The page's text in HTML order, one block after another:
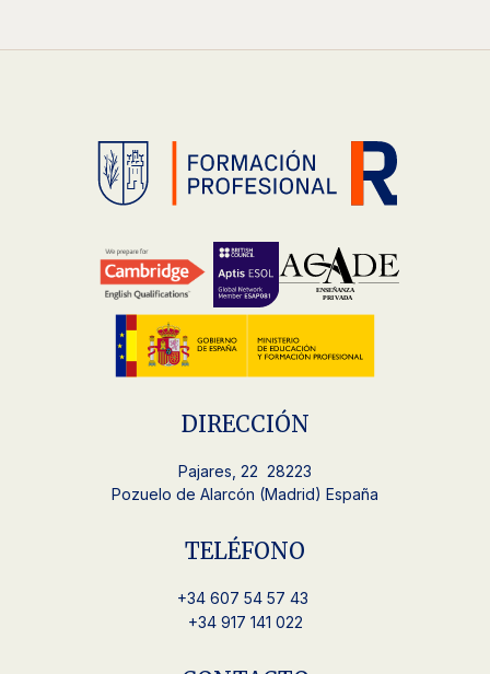
DIRECCIÓN
Pajares, 22 28223
Pozuelo de Alarcón (Madrid) España
TELÉFONO
+34 607 54 57 43
+34 917 141 022